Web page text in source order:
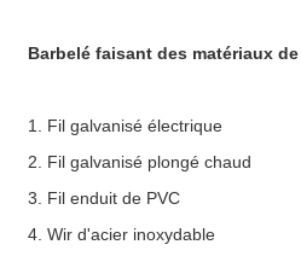
Barbelé faisant des matériaux
1. Fil galvanisé électrique
2. Fil galvanisé plongé chaud
3. Fil enduit de PVC
4. Wir d'acier inoxydable